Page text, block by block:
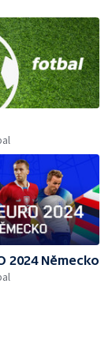
2024 Německo